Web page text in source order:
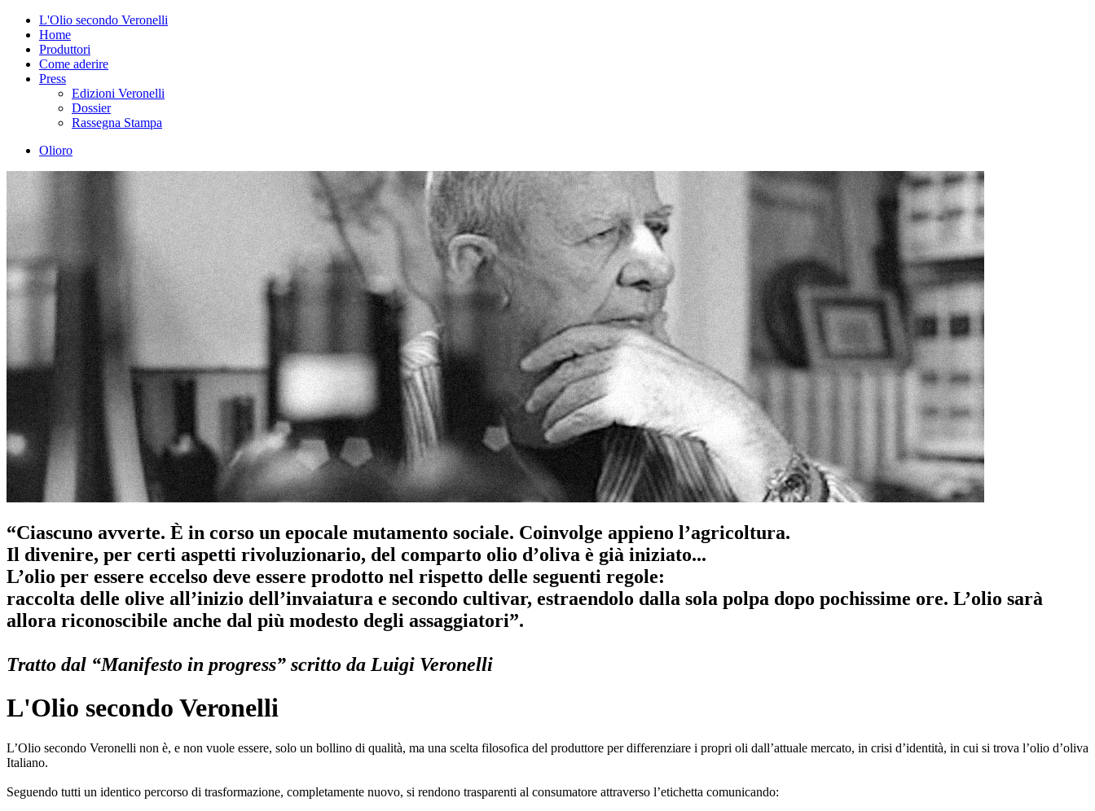
L'Olio secondo Veronelli
Home
Produttori
Come aderire
Press
Edizioni Veronelli
Dossier
Rassegna Stampa
Olioro
“Ciascuno avverte. È in corso un epocale mutamento sociale. Coinvolge appieno l’agricoltura.
Il divenire, per certi aspetti rivoluzionario, del comparto olio d’oliva è già iniziato...
L’olio per essere eccelso deve essere prodotto nel rispetto delle seguenti regole:
raccolta delle olive all’inizio dell’invaiatura e secondo cultivar, estraendolo dalla sola polpa dopo pochissime ore. L’olio sarà
allora riconoscibile anche dal più modesto degli assaggiatori”.
Tratto dal “Manifesto in progress” scritto da Luigi Veronelli
L'Olio secondo Veronelli
L’Olio secondo Veronelli non è, e non vuole essere, solo un bollino di qualità, ma una scelta filosofica del produttore per differenziare i propri oli dall’attuale mercato, in crisi d’identità, in cui si trova l’olio d’oliva
Italiano.
Seguendo tutti un identico percorso di trasformazione, completamente nuovo, si rendono trasparenti al consumatore attraverso l’etichetta comunicando: